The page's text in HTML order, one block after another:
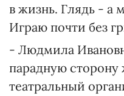
в жизнь. Глядь - а
Играю почти без
- Людмила
парадную сторону
театральный